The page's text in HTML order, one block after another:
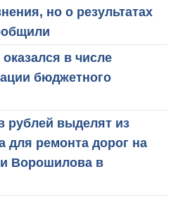
но о результатах
в числе
бюджетного
рублей выделят из
для ремонта дорог на
Ворошилова в